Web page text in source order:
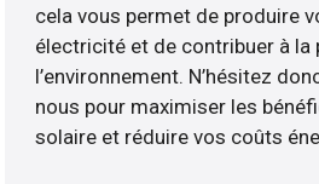
cela vous permet de produire
électricité et de contribuer à la
l’environnement. N’hésitez
nous pour maximiser les
solaire et réduire vos coûts